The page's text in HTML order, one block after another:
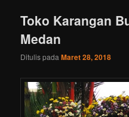
Toko Karangan
Medan
Ditulis padaMaret 28, 2018